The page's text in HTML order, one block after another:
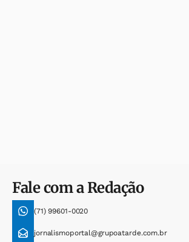
Fale com a Redação
(71) 99601-0020
jornalismoportal@grupoatarde.com.br